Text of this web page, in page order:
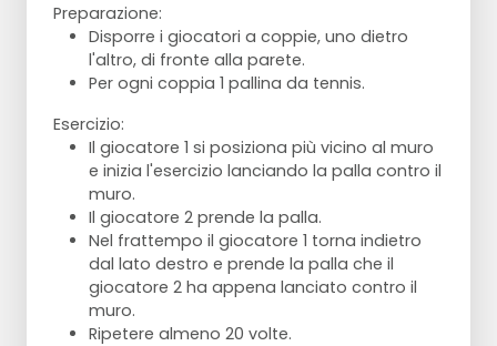
L'attaccante con palla punta sul
movimento - ritmo elevato.
Il difensore cerca di allontanare la palla.
Al fischio, l'attaccante rilascia la palla e il
difensore entra in STA.
L'attaccante diventa difensore e così via.
Difesa orientata alla palla!!!
Punti di attenzione:
Richiedono intensità ed esplosività.
Gli attaccanti non passano passivamente,
ma con un movimento continuo in avanti e
indietro.
Preparazione:
Disporre i giocatori a coppie, uno dietro
l'altro, di fronte alla parete.
Per ogni coppia 1 pallina da tennis.
Esercizio:
Il giocatore 1 si posiziona più vicino al muro
e inizia l'esercizio lanciando la palla contro il
muro.
Il giocatore 2 prende la palla.
Nel frattempo il giocatore 1 torna indietro
dal lato destro e prende la palla che il
giocatore 2 ha appena lanciato contro il
muro.
Ripetere almeno 20 volte.